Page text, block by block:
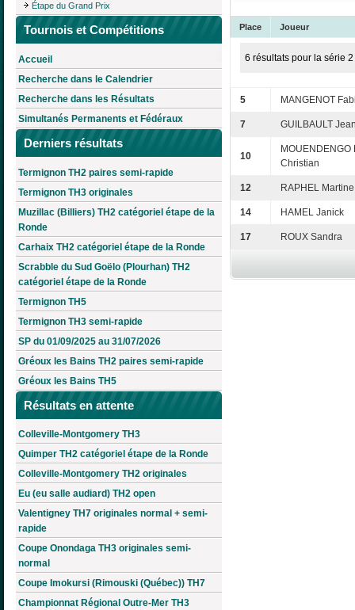
Étape du Grand Prix
Tournois et Compétitions
Accueil
Recherche dans le Calendrier
Recherche dans les Résultats
Simultanés Permanents et Fédéraux
Derniers résultats
Termignon TH2 paires semi-rapide
Termignon TH3 originales
Muzillac (Billiers) TH2 catégoriel étape de la
Ronde
Carhaix TH2 catégoriel étape de la Ronde
Scrabble du Sud Goëlo (Plourhan) TH2
catégoriel étape de la Ronde
Termignon TH5
Termignon TH3 semi-rapide
SP du 01/09/2025 au 31/07/2026
Gréoux les Bains TH2 paires semi-rapide
Gréoux les Bains TH5
Résultats en attente
Colleville-Montgomery TH3
Quimper TH2 catégoriel étape de la Ronde
Colleville-Montgomery TH2 originales
Eu (eu salle audiard) TH2 open
Valentigney TH7 originales normal + semi-
rapide
Coupe Onondaga TH3 originales semi-
normal
Coupe Imokursi (Rimouski (Québec)) TH7
Championnat Régional Outre-Mer TH3
Place Joueur
6 résultats pour la série 2
5 MANGENOT
7 GUILBAULT
10
MOUENDENGO
Christian
12 RAPHEL Martine
14 HAMEL Janick
17 ROUX Sandra